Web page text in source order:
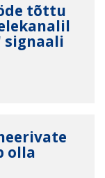
tõttu
signaali
olla